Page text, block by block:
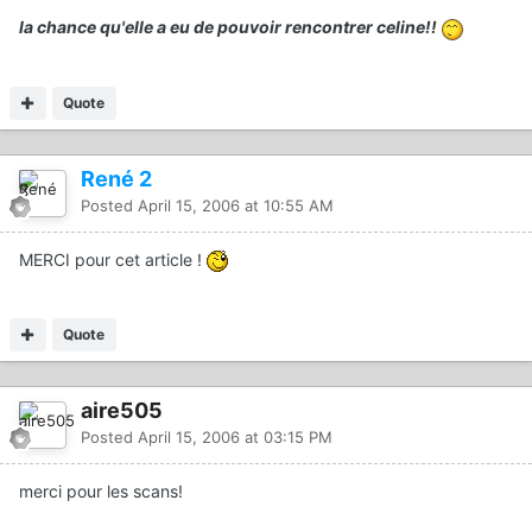
la chance qu'elle a eu de pouvoir rencontrer celine!!
Quote
René 2
Posted April 15, 2006 at 10:55 AM
MERCI pour cet article !
Quote
aire505
Posted April 15, 2006 at 03:15 PM
merci pour les scans!